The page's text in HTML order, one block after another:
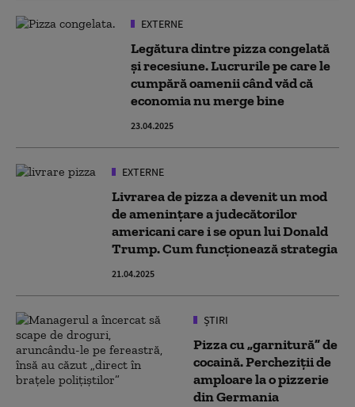
EXTERNE
Legătura dintre pizza congelată
și recesiune. Lucrurile pe care le
cumpără oamenii când văd că
economia nu merge bine
23.04.2025
EXTERNE
Livrarea de pizza a devenit un mod
de ameninţare a judecătorilor
americani care i se opun lui Donald
Trump. Cum funcționează strategia
21.04.2025
ȘTIRI
Pizza cu „garnitură” de
cocaină. Percheziții de
amploare la o pizzerie
din Germania